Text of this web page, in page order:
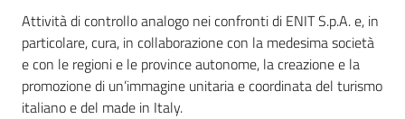
Attività di controllo analogo nei confronti di ENIT S.p.A. e, in
particolare, cura, in collaborazione con la medesima società
e con le regioni e le province autonome, la creazione e la
promozione di un’immagine unitaria e coordinata del turismo
italiano e del made in Italy.